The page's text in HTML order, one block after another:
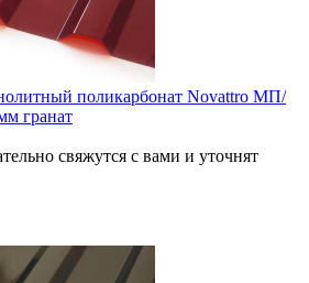
поликарбонат Novattro МП/
гранат
свяжутся с вами и уточнят